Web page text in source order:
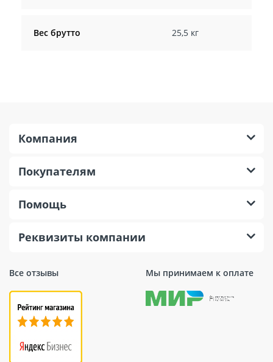
Вес брутто 25,5 кг
Все отзывы Мы принимаем к оплате
Компания
Покупателям
Помощь
Реквизиты компании